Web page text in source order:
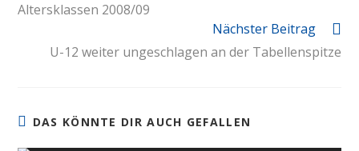
Altersklassen 2008/09
Nächster Beitrag
U-12 weiter ungeschlagen an der Tabellenspitze
DAS KÖNNTE DIR AUCH GEFALLEN